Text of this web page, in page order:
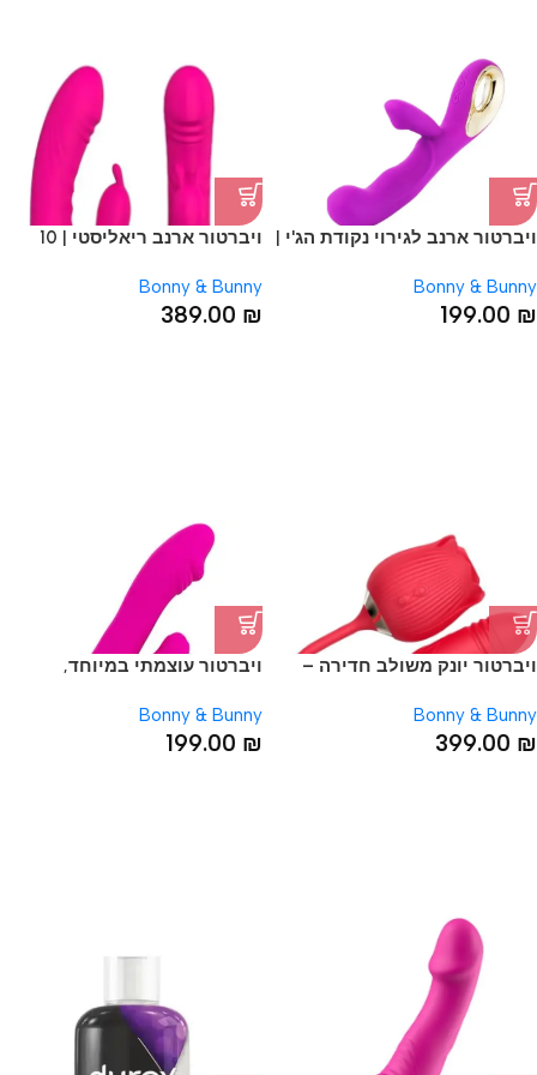
ויברטור ארנב לגירוי נקודת הג'י |
Bonny & Bunny
199.00 ₪
ויברטור ארנב ריאליסטי | 10
Bonny & Bunny
389.00 ₪
ויברטור יונק משולב חדירה –
Bonny & Bunny
399.00 ₪
ויברטור עוצמתי במיוחד,
Bonny & Bunny
199.00 ₪